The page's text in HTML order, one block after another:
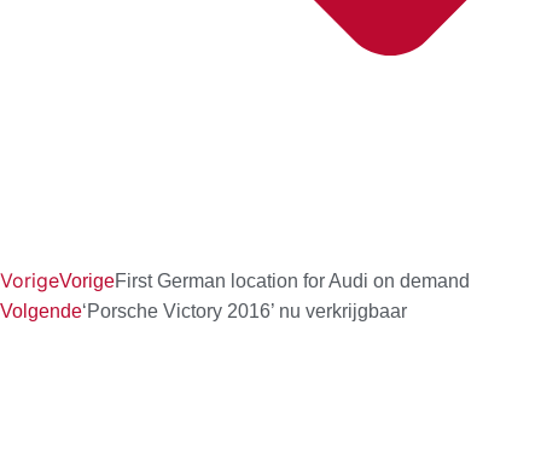
VorigeVorigeFirst German location for Audi on demand
Volgende‘Porsche Victory 2016’ nu verkrijgbaar